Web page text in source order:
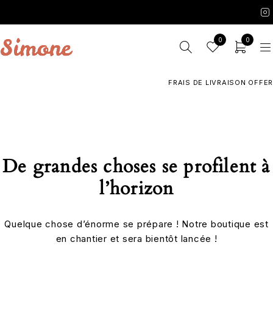
0 0
FRAIS DE LIVRAISON
De grandes choses se profilent à
l’horizon
Quelque chose d’énorme se prépare ! Notre boutique est
en chantier et sera bientôt lancée !